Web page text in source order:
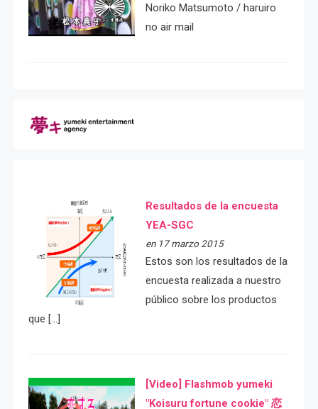
Noriko Matsumoto / haruiro
no air mail
Resultados de la encuesta
YEA-SGC
en 17 marzo 2015
Estos son los resultados de la
encuesta realizada a nuestro
público sobre los productos
que […]
[Video] Flashmob yumeki
"Koisuru fortune cookie" 恋